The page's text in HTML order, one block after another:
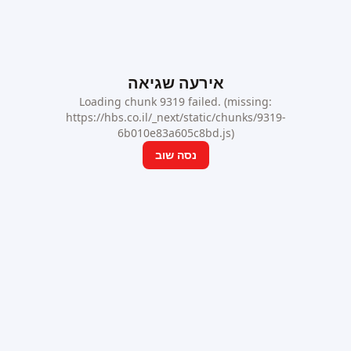
אירעה שגיאה
Loading chunk 9319 failed. (missing:
https://hbs.co.il/_next/static/chunks/9319-
6b010e83a605c8bd.js)